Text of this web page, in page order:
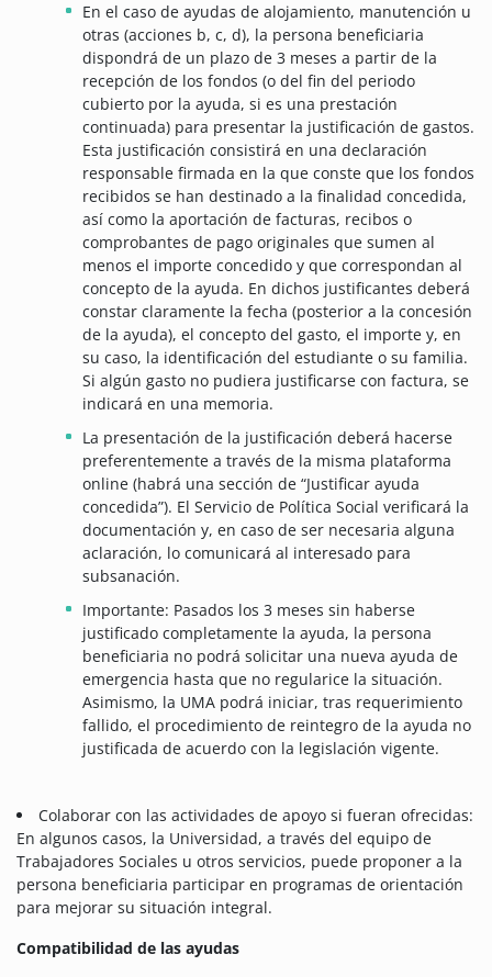
En el caso de ayudas de alojamiento, manutención u
otras (acciones b, c, d), la persona beneficiaria
dispondrá de un plazo de 3 meses a partir de la
recepción de los fondos (o del fin del periodo
cubierto por la ayuda, si es una prestación
continuada) para presentar la justificación de gastos.
Esta justificación consistirá en una declaración
responsable firmada en la que conste que los fondos
recibidos se han destinado a la finalidad concedida,
así como la aportación de facturas, recibos o
comprobantes de pago originales que sumen al
menos el importe concedido y que correspondan al
concepto de la ayuda. En dichos justificantes deberá
constar claramente la fecha (posterior a la concesión
de la ayuda), el concepto del gasto, el importe y, en
su caso, la identificación del estudiante o su familia.
Si algún gasto no pudiera justificarse con factura, se
indicará en una memoria.
La presentación de la justificación deberá hacerse
preferentemente a través de la misma plataforma
online (habrá una sección de “Justificar ayuda
concedida”). El Servicio de Política Social verificará la
documentación y, en caso de ser necesaria alguna
aclaración, lo comunicará al interesado para
subsanación.
Importante: Pasados los 3 meses sin haberse
justificado completamente la ayuda, la persona
beneficiaria no podrá solicitar una nueva ayuda de
emergencia hasta que no regularice la situación.
Asimismo, la UMA podrá iniciar, tras requerimiento
fallido, el procedimiento de reintegro de la ayuda no
justificada de acuerdo con la legislación vigente.
Colaborar con las actividades de apoyo si fueran ofrecidas:
En algunos casos, la Universidad, a través del equipo de
Trabajadores Sociales u otros servicios, puede proponer a la
persona beneficiaria participar en programas de orientación
para mejorar su situación integral.
Compatibilidad de las ayudas